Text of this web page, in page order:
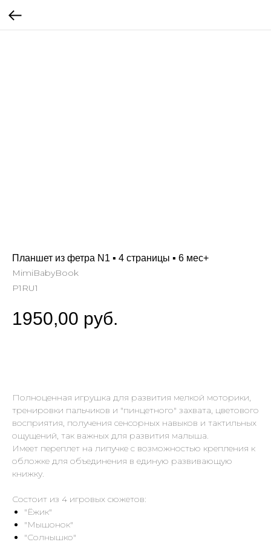
Планшет из фетра N1 ▪ 4 страницы ▪ 6 мес+
MimiBabyBook
P1RU1
1950,00 руб.
Полноценная игрушка для развития мелкой моторики,
тренировки пальчиков и "пинцетного" захвата, цветового
восприятия, получения сенсорных навыков и тактильных
ощущений, так важных для развития малыша.
Имеет переплет на липучке с возможностью крепления к
обложке для объединения в единую развивающую
книжку.
Состоит из 4 игровых сюжетов:
"Ёжик"
"Мышонок"
"Солнышко"